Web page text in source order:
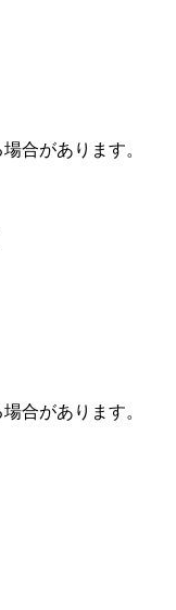
合があります。
合があります。